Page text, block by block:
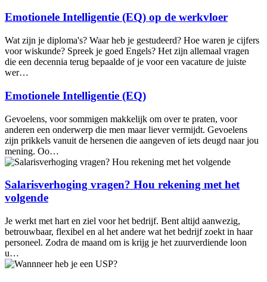
Emotionele Intelligentie (EQ) op de werkvloer
Wat zijn je diploma's? Waar heb je gestudeerd? Hoe waren je cijfers
voor wiskunde? Spreek je goed Engels? Het zijn allemaal vragen
die een decennia terug bepaalde of je voor een vacature de juiste
wer…
Emotionele Intelligentie (EQ)
Gevoelens, voor sommigen makkelijk om over te praten, voor
anderen een onderwerp die men maar liever vermijdt. Gevoelens
zijn prikkels vanuit de hersenen die aangeven of iets deugd naar jou
mening. Oo…
Salarisverhoging vragen? Hou rekening met het
volgende
Je werkt met hart en ziel voor het bedrijf. Bent altijd aanwezig,
betrouwbaar, flexibel en al het andere wat het bedrijf zoekt in haar
personeel. Zodra de maand om is krijg je het zuurverdiende loon
u…